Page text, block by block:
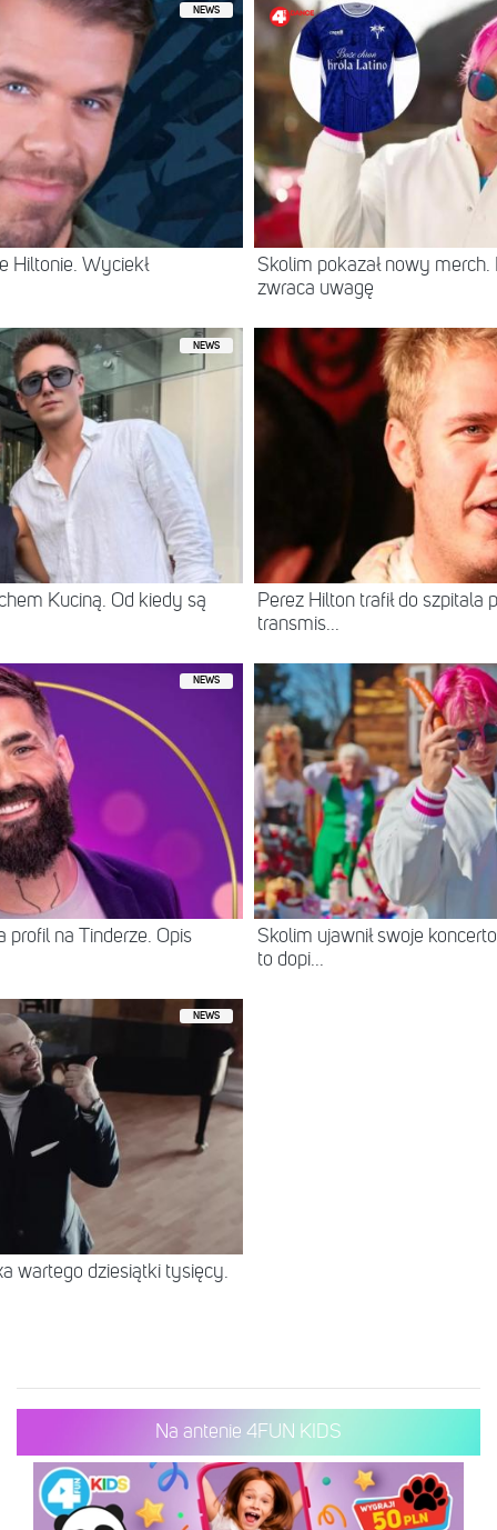
NEWS
Hiltonie. Wyciekł
Skolim pokazał nowy
zwraca uwagę
NEWS
Kuciną. Od kiedy są
Perez Hilton trafił do szpitala
transmis...
NEWS
profil na Tinderze. Opis
Skolim ujawnił swoje
to dopi...
NEWS
wartego dziesiątki tysięcy.
Na antenie 4FUN KIDS